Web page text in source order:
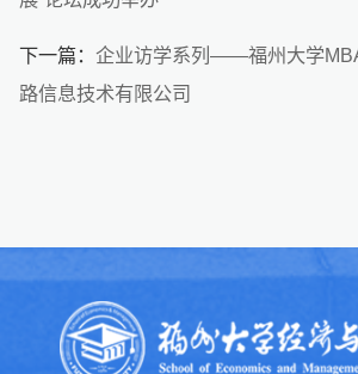
下一篇： 企业访学系列——福州大学
路信息技术有限公司